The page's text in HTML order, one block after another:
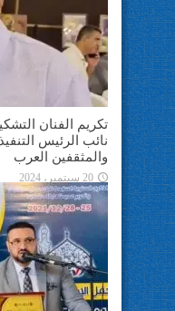
تكريم الفنان
نائب الرئيس
والمثقفين العرب
20 سبتمبر، 2024